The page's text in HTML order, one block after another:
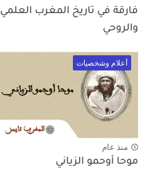
فارقة في تاريخ المغرب العلمي
والروحي
أعلام وشخصيات
منذ عام
موحا أوحمو الزياني